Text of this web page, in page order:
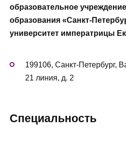
образовательное
образования «Санкт-
университет императрицы
199106, Санкт-Петербург,
21 линия, д. 2
Специальность